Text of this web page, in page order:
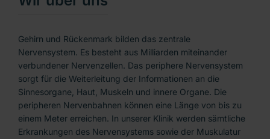
Gehirn und Rückenmark bilden das zentrale
Nervensystem. Es besteht aus Milliarden miteinander
verbundener Nervenzellen. Das periphere Nervensystem
sorgt für die Weiterleitung der Informationen an die
Sinnesorgane, Haut, Muskeln und innere Organe. Die
peripheren Nervenbahnen können eine Länge von bis zu
einem Meter erreichen. In unserer Klinik werden sämtliche
Erkrankungen des Nervensystems sowie der Muskulatur